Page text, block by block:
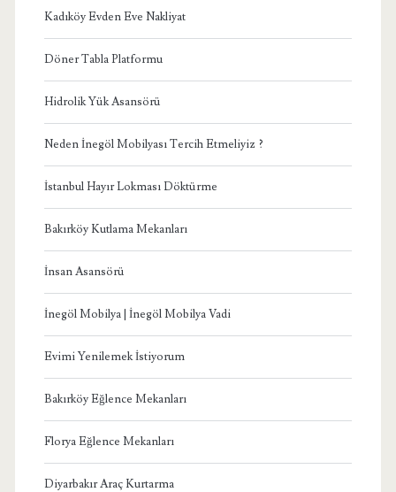
Kadıköy Evden Eve Nakliyat
Döner Tabla Platformu
Hidrolik Yük Asansörü
Neden İnegöl Mobilyası Tercih Etmeliyiz ?
İstanbul Hayır Lokması Döktürme
Bakırköy Kutlama Mekanları
İnsan Asansörü
İnegöl Mobilya | İnegöl Mobilya Vadi
Evimi Yenilemek İstiyorum
Bakırköy Eğlence Mekanları
Florya Eğlence Mekanları
Diyarbakır Araç Kurtarma